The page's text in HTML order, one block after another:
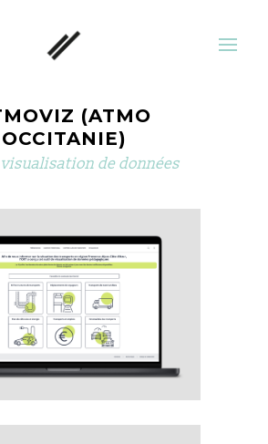
(ATMO
OCCITANIE)
de données